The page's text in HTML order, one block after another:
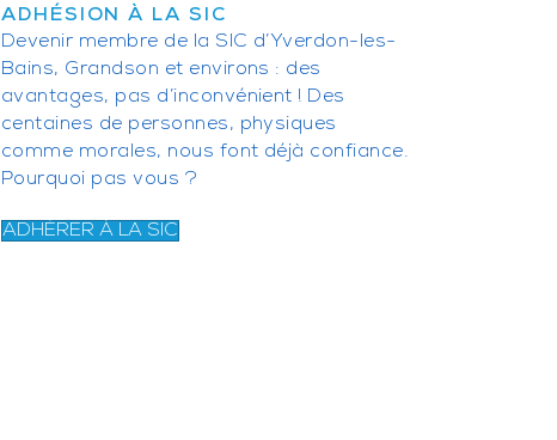
ADHÉSION À LA SIC
Devenir membre de la SIC d’Yverdon-les-
Bains, Grandson et environs : des
avantages, pas d’inconvénient ! Des
centaines de personnes, physiques
comme morales, nous font déjà confiance.
Pourquoi pas vous ?
ADHÉRER À LA SIC